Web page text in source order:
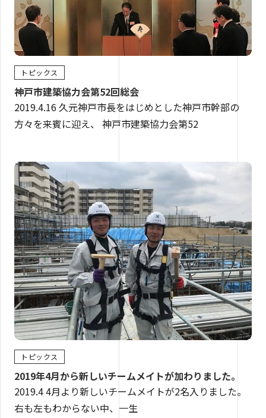
トピックス
神戸市建築協力会第52回総会
2019.4.16 久元神戸市長をはじめとした神戸市幹部の
方々を来賓に迎え、 神戸市建築協力会第52
トピックス
2019年4月から新しいチームメイトが加わりました。
2019.4 4月より新しいチームメイトが2名入りました。
右も左もわからない中、一生